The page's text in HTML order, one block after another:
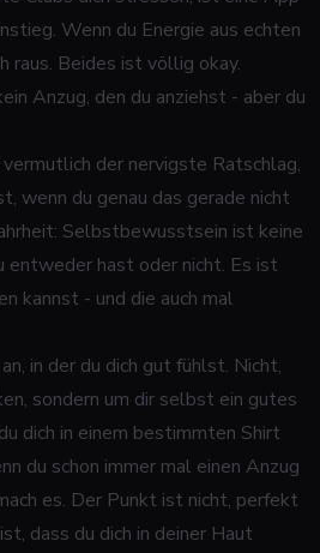
Wenn du Energie aus echten
raus. Beides ist völlig okay.
Anzug, den du anziehst - aber du
der nervigste Ratschlag,
wenn du genau das gerade nicht
Selbstbewusstsein ist keine
entweder hast oder nicht. Es ist
kannst - und die auch mal
in der du dich gut fühlst. Nicht,
sondern um dir selbst ein gutes
dich in einem bestimmten Shirt
du schon immer mal einen Anzug
es. Der Punkt ist nicht, perfekt
dass du dich in deiner Haut